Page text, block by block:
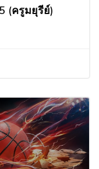
(ครูมยุรีย์)